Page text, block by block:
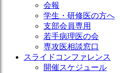
会報
学生・研修医の方へ
支部会員専用
若手病理医の会
専攻医相談窓口
スライドコンファレンス
開催スケジュール